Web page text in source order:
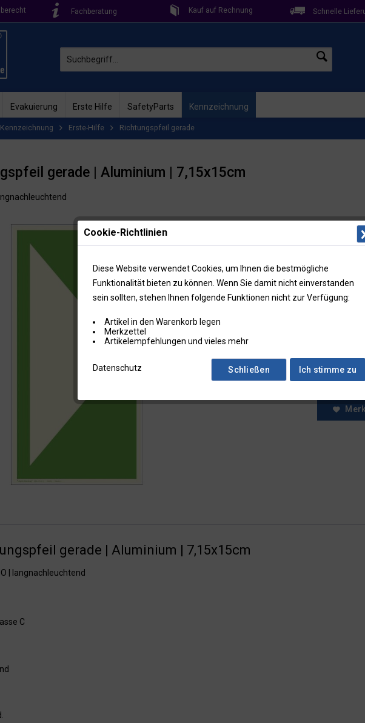
Fachberatung Kauf auf Rechnung Schnelle
Evakuierung Erste Hilfe SafetyParts Kennzeichnung
Kennzeichnung Erste-Hilfe Richtungspfeil gerade
gerade | Aluminium | 7,15x15cm
Lieferzeit:
Artikel-
* Preise
Preise in
Fragen
Menge:
gerade | Aluminium | 7,15x15cm
| langnachleuchtend
C
Cookie-Richtlinien
Diese Website verwendet Cookies, um Ihnen die bestmögliche
Funktionalität bieten zu können. Wenn Sie damit nicht einverstanden
sein sollten, stehen Ihnen folgende Funktionen nicht zur Verfügung:
Artikel in den Warenkorb legen
Merkzettel
Artikelempfehlungen und vieles mehr
Datenschutz Ich stimme zu
Schließen